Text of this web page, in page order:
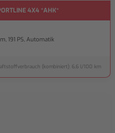
4X4 *AHK*
191 PS, Automatik
(kombiniert): 6,6 l/100 km